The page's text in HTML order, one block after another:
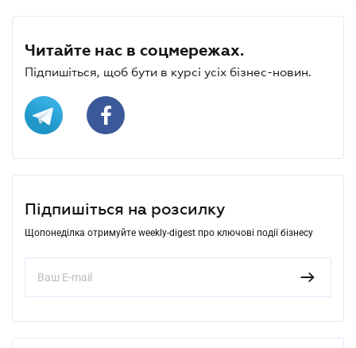
Читайте нас в соцмережах.
Підпишіться, щоб бути в курсі усіх бізнес-новин.
Підпишіться на розсилку
Щопонеділка отримуйте weekly-digest про ключові події бізнесу